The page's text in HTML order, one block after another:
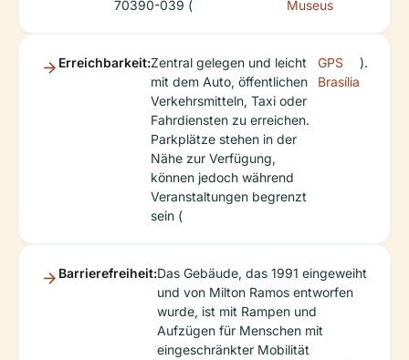
70390-039 ( Museus
Erreichbarkeit:Zentral gelegen und leicht
mit dem Auto, öffentlichen
Verkehrsmitteln, Taxi oder
Fahrdiensten zu erreichen.
Parkplätze stehen in der
Nähe zur Verfügung,
können jedoch während
Veranstaltungen begrenzt
sein (
GPS
Brasília
).
Barrierefreiheit:Das Gebäude, das 1991 eingeweiht
und von Milton Ramos entworfen
wurde, ist mit Rampen und
Aufzügen für Menschen mit
eingeschränkter Mobilität